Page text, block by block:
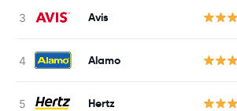
Avis
Alamo
Hertz